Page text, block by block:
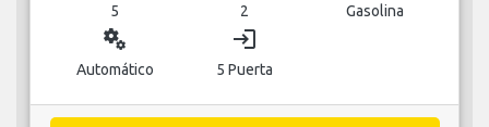
5 2 Gasolina
miscellaneous_services
Automático
login
5 Puerta